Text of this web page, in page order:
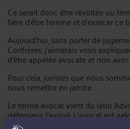
Ce serait donc être révoltée ou
fière d’être femme et d’exercer ce
Aujourd’hui, sans porter de
Confrères, j’aimerais vous
d’être appelée avocate et non
Pour cela, juristes que nous
nous remettre en jambe…
Le terme avocat vient du latin
défenseur, l’avoué. L’avocat est,
professionnel du droit, inscrit au